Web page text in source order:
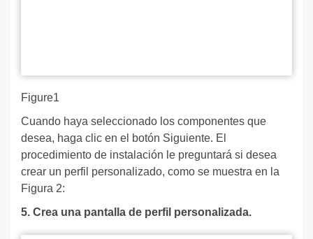
Figure1
Cuando haya seleccionado los componentes que
desea, haga clic en el botón Siguiente. El
procedimiento de instalación le preguntará si desea
crear un perfil personalizado, como se muestra en la
Figura 2:
5. Crea una pantalla de perfil personalizada.